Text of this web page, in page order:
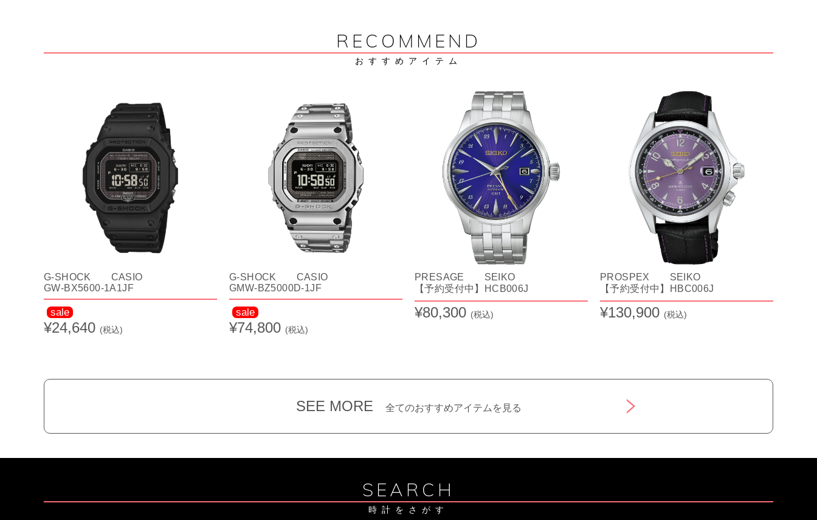
RECOMMEND
おすすめアイテム
G-SHOCK CASIO
GW-BX5600-1A1JF
sale
¥24,640 (税込)
G-SHOCK CASIO
GMW-BZ5000D-1JF
sale
¥74,800 (税込)
PRESAGE SEIKO
【予約受付中】HCB006J
¥80,300 (税込)
PROSPEX SEIKO
【予約受付中】HBC006J
¥130,900 (税込)
SEE MORE 全てのおすすめアイテムを見る
SEARCH
時計をさがす